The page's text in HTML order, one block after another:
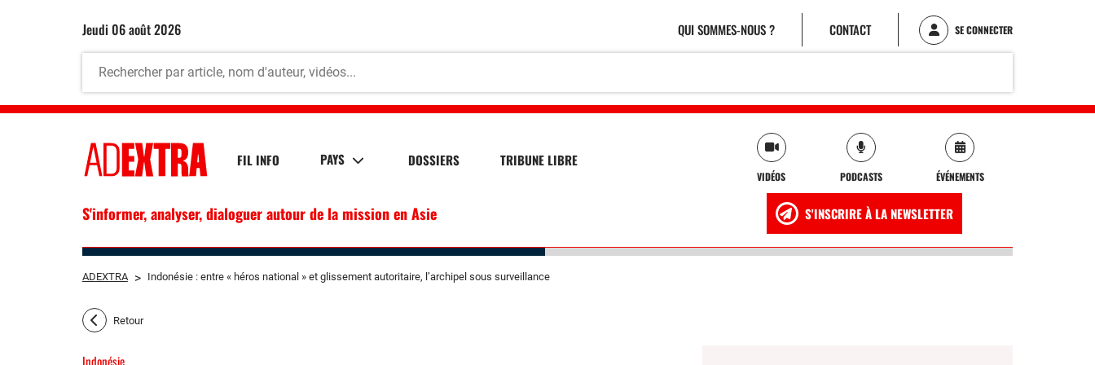
jeudi 06 août 2026 QUI SOMMES-NOUS ? CONTACT SE CONNECTER
FIL INFO PAYS DOSSIERS TRIBUNE LIBRE
VIDÉOS PODCASTS ÉVÉNEMENTS
S'informer, analyser, dialoguer autour de la mission en Asie S'INSCRIRE À LA NEWSLETTER
ADEXTRA > Indonésie : entre « héros national » et glissement autoritaire, l’archipel sous surveillance
Retour
Indonésie